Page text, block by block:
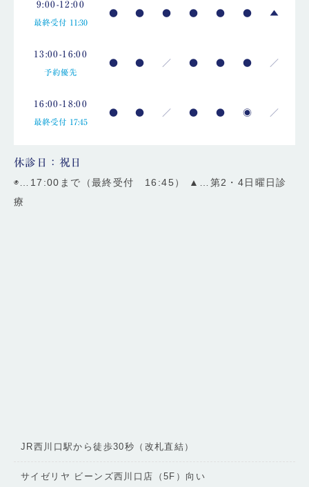
9:00-12:00
最終受付 11:30
● ● ● ● ● ● ▲
13:00-16:00
予約優先
● ● ／ ● ● ● ／
16:00-18:00
最終受付 17:45
● ● ／ ● ● ◉ ／
休診日：祝日
◉…17:00まで（最終受付 16:45） ▲…第2・4日曜日診
療
JR西川口駅から徒歩30秒（改札直結）
サイゼリヤ ビーンズ西川口店（5F）向い